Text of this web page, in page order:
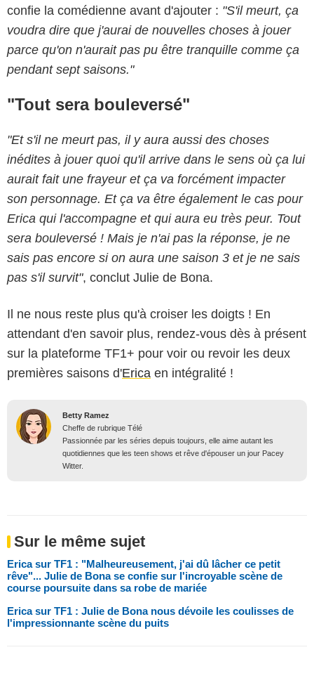
confie la comédienne avant d'ajouter : "S'il meurt, ça
voudra dire que j'aurai de nouvelles choses à jouer
parce qu'on n'aurait pas pu être tranquille comme ça
pendant sept saisons."
"Tout sera bouleversé"
"Et s'il ne meurt pas, il y aura aussi des choses
inédites à jouer quoi qu'il arrive dans le sens où ça lui
aurait fait une frayeur et ça va forcément impacter
son personnage. Et ça va être également le cas pour
Erica qui l'accompagne et qui aura eu très peur. Tout
sera bouleversé ! Mais je n'ai pas la réponse, je ne
sais pas encore si on aura une saison 3 et je ne sais
pas s'il survit", conclut Julie de Bona.
Il ne nous reste plus qu'à croiser les doigts ! En
attendant d'en savoir plus, rendez-vous dès à présent
sur la plateforme TF1+ pour voir ou revoir les deux
premières saisons d'Erica en intégralité !
Betty Ramez
Cheffe de rubrique Télé
Passionnée par les séries depuis toujours, elle aime autant les
quotidiennes que les teen shows et rêve d'épouser un jour Pacey
Witter.
Sur le même sujet
Erica sur TF1 : "Malheureusement, j'ai dû lâcher ce petit
rêve"... Julie de Bona se confie sur l'incroyable scène de
course poursuite dans sa robe de mariée
Erica sur TF1 : Julie de Bona nous dévoile les coulisses de
l'impressionnante scène du puits